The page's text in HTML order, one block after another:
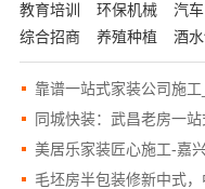
教育培训
环保机械 汽
综合招商
养殖种植 酒
同城快装：武昌老房一
美居乐家装匠心施工-嘉